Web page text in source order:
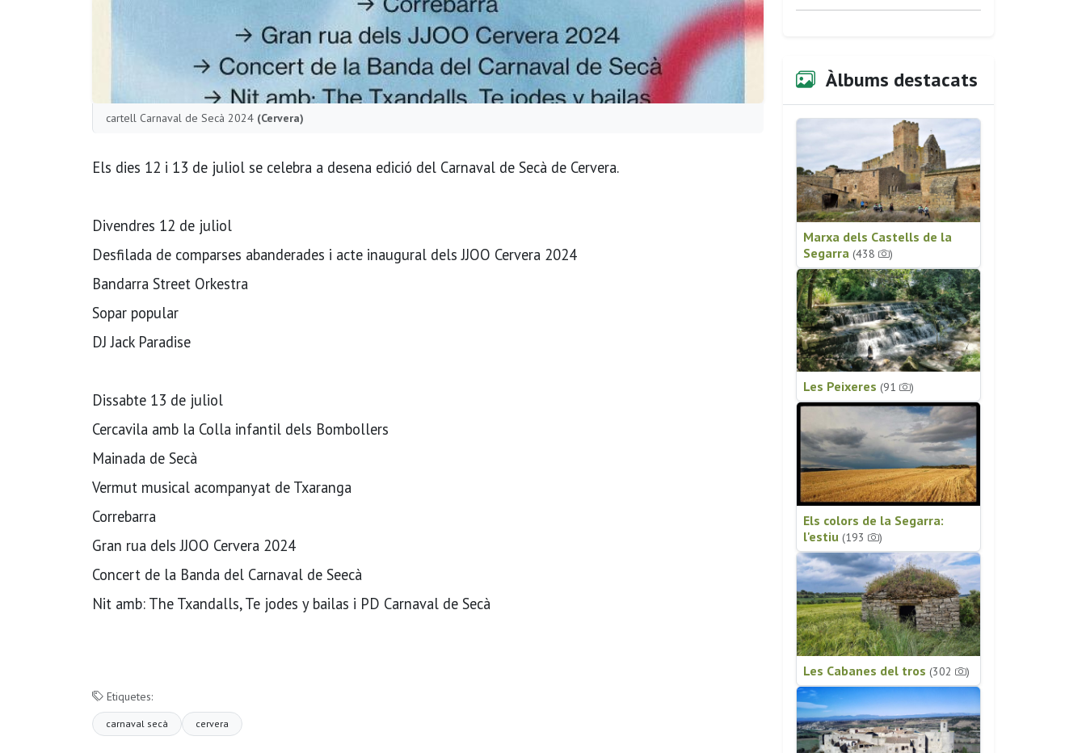
cartell Carnaval de Secà 2024 (Cervera)
Els dies 12 i 13 de juliol se celebra a desena edició del Carnaval de Secà de Cervera.
Divendres 12 de juliol
Desfilada de comparses abanderades i acte inaugural dels JJOO Cervera 2024
Bandarra Street Orkestra
Sopar popular
DJ Jack Paradise
Dissabte 13 de juliol
Cercavila amb la Colla infantil dels Bombollers
Mainada de Secà
Vermut musical acompanyat de Txaranga
Correbarra
Gran rua deIs JJOO Cervera 2024
Concert de la Banda del Carnaval de Seecà
Nit amb: The Txandalls, Te jodes y bailas i PD Carnaval de Secà
Etiquetes:
carnaval secà cervera
Àlbums destacats
Marxa dels Castells de la
Segarra (438 )
Les Peixeres (91 )
Els colors de la Segarra:
l'estiu (193 )
Les Cabanes del tros (302 )